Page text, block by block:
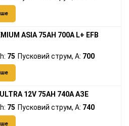
ASIA 75AH 700A L+ EFB
75 Пусковий струм, A: 700
12V 75AH 740A АЗЕ
75 Пусковий струм, A: 740